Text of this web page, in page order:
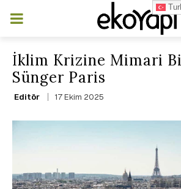
İklim Krizine Mimari
Sünger Paris
Editör 17 Ekim 2025